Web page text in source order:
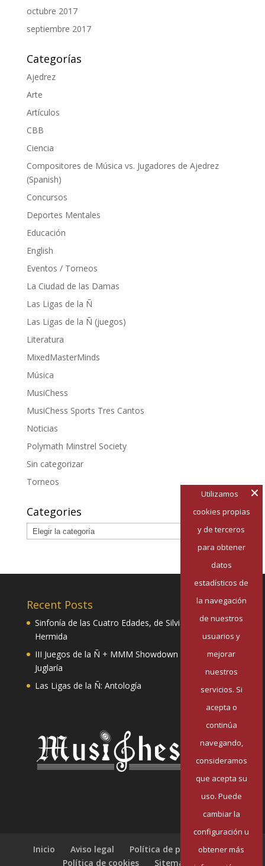
octubre 2017
septiembre 2017
Categorías
Ajedrez
Arte
Artículos
CBB
Ciencia
Compositores de Música vs. Jugadores de Ajedrez
(Spanish)
Concursos
Deportes Mentales
Educación
English
Eventos / Torneos
La Ciudad de las Damas
Las Ligas de la Ñ
Las Ligas de la Ñ (juegos)
Literatura
MixedMasterMinds
Música
MusiChess
MusiChess Sports Tres Cantos
Noticias
Polymath Minstrel Society
Sin categorizar
Torneos
Categories
Categories
Recent Posts
Sinfonía de las Cuatro Edades, de Silvia Pazos
Hermida
III Juegos de la Ñ + MMM Showdown II: Mester de
Juglaría
Las Ligas de la Ñ: Antología
Inicio Aviso legal
Política de privacidad
Política de cookies
Sitemap
Utilizamos
cookies propias
y de terceros
para obtener
datos
estadísticos de
la navegación
de nuestros
usuarios y
mejorar
nuestros
servicios. Si
acepta o
continúa
navegando,
consideramos
que acepta su
uso. Puede
cambiar la
configuración u
obtener más